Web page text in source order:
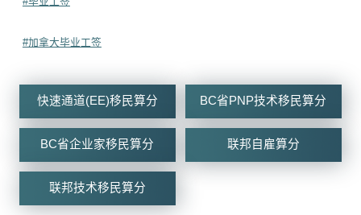
#加拿大毕业工签
快速通道(EE)移民算分 BC省PNP技术移民算分
BC省企业家移民算分 联邦自雇算分
联邦技术移民算分